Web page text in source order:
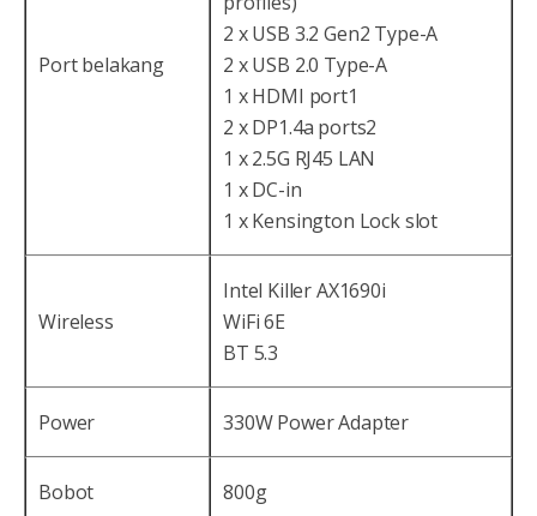
Port belakang
2 x USB 3.2 Gen2 Type-A
2 x USB 2.0 Type-A
1 x HDMI port1
2 x DP1.4a ports2
1 x 2.5G RJ45 LAN
1 x DC-in
1 x Kensington Lock slot
Wireless
Intel Killer AX1690i
WiFi 6E
BT 5.3
Power 330W Power Adapter
Bobot 800g